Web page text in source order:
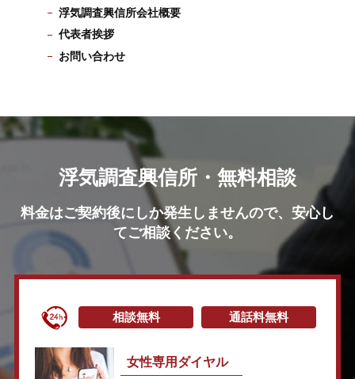
浮気調査興信所会社概要
代表者挨拶
お問い合わせ
浮気調査興信所・無料相談
料金はご契約後にしか発生しませんので、安心し
てご相談ください。
相談無料 通話料無料
女性専用ダイヤル